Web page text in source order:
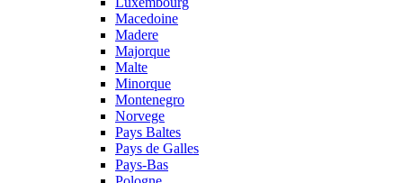
Macedoine
Madere
Majorque
Malte
Minorque
Montenegro
Norvege
Pays Baltes
Pays de Galles
Pays-Bas